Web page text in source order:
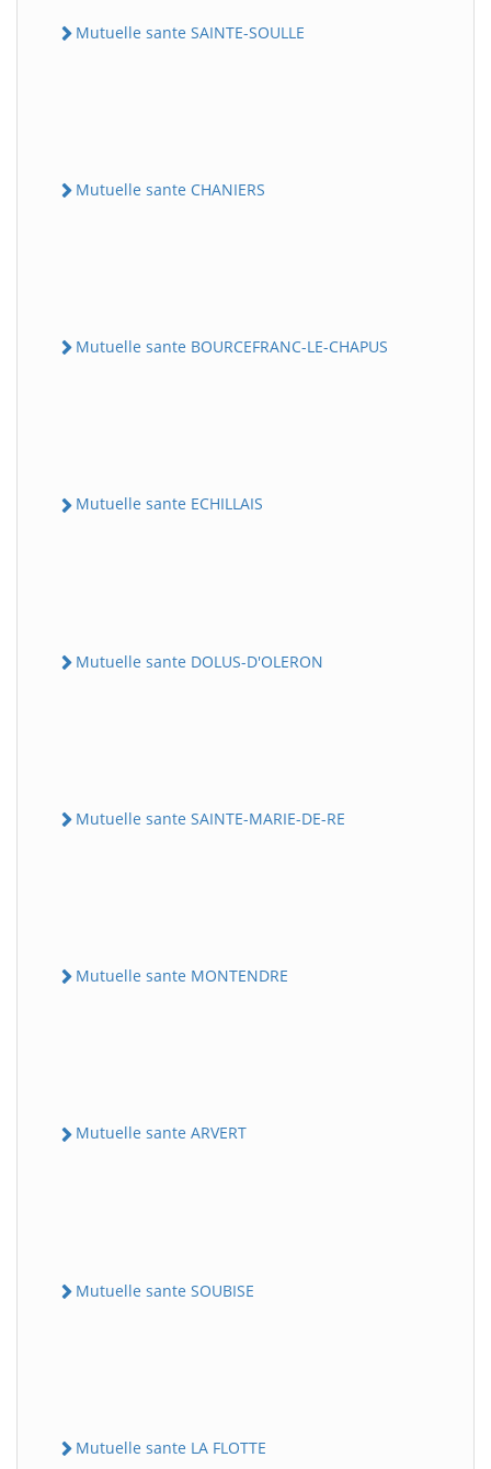
Mutuelle sante SAINTE-SOULLE
Mutuelle sante CHANIERS
Mutuelle sante BOURCEFRANC-LE-CHAPUS
Mutuelle sante ECHILLAIS
Mutuelle sante DOLUS-D'OLERON
Mutuelle sante SAINTE-MARIE-DE-RE
Mutuelle sante MONTENDRE
Mutuelle sante ARVERT
Mutuelle sante SOUBISE
Mutuelle sante LA FLOTTE